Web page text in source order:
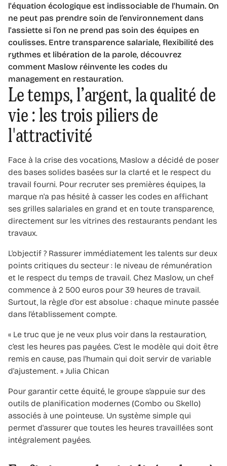
l'équation écologique est indissociable de l'humain. On
ne peut pas prendre soin de l’environnement dans
l'assiette si l’on ne prend pas soin des équipes en
coulisses. Entre transparence salariale, flexibilité des
rythmes et libération de la parole, découvrez
comment Maslow réinvente les codes du
management en restauration.
Le temps, l’argent, la qualité de
vie : les trois piliers de
l'attractivité
Face à la crise des vocations, Maslow a décidé de poser
des bases solides basées sur la clarté et le respect du
travail fourni. Pour recruter ses premières équipes, la
marque n'a pas hésité à casser les codes en affichant
ses grilles salariales en grand et en toute transparence,
directement sur les vitrines des restaurants pendant les
travaux.
L'objectif ? Rassurer immédiatement les talents sur deux
points critiques du secteur : le niveau de rémunération
et le respect du temps de travail. Chez Maslow, un chef
commence à 2 500 euros pour 39 heures de travail.
Surtout, la règle d'or est absolue : chaque minute passée
dans l'établissement compte.
« Le truc que je ne veux plus voir dans la restauration,
c’est les heures pas payées. C'est le modèle qui doit être
remis en cause, pas l'humain qui doit servir de variable
d'ajustement. » Julia Chican
Pour garantir cette équité, le groupe s’appuie sur des
outils de planification modernes (Combo ou Skello)
associés à une pointeuse. Un système simple qui
permet d'assurer que toutes les heures travaillées sont
intégralement payées.